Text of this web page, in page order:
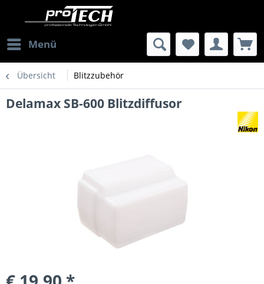
Menü
Übersicht Blitzzubehör
Delamax SB-600 Blitzdiffusor